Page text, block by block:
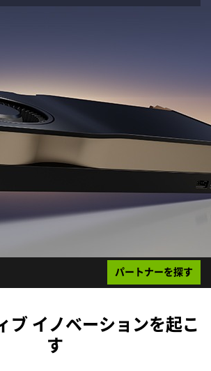
パートナーを探す
ブ イノベーションを起こ
す